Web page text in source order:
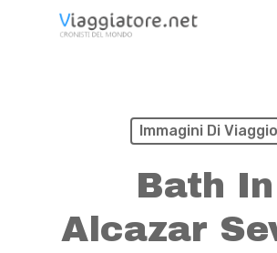
Immagini Di Viaggio
Bath In
Alcazar